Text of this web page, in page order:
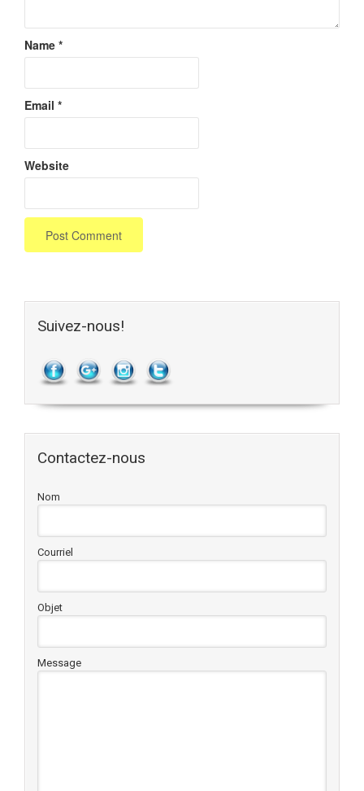
Name *
Email *
Website
Suivez-nous!
Contactez-nous
Nom
Courriel
Objet
Message